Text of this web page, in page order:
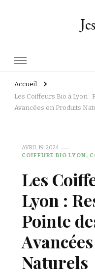
Accueil
Les Coiffeurs Bio à Lyon :
Avancées en Produits
AVRIL 19, 2024
COIFFURE BIO LYON,
Les
Lyon :
Pointe
Naturels